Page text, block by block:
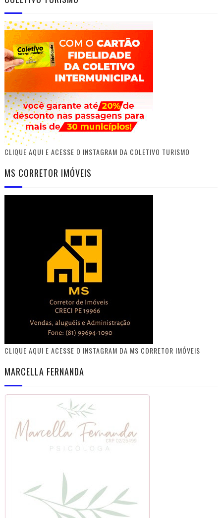
CLIQUE AQUI E ACESSE O INSTAGRAM DA COLETIVO TURISMO
MS CORRETOR IMÓVEIS
CLIQUE AQUI E ACESSE O INSTAGRAM DA MS CORRETOR IMÓVEIS
MARCELLA FERNANDA